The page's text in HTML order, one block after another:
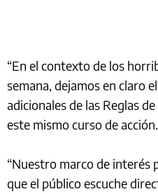
“En el contexto de los
semana, dejamos en claro
adicionales de las Reglas
este mismo curso de acción.
“Nuestro marco de interés
que el público escuche